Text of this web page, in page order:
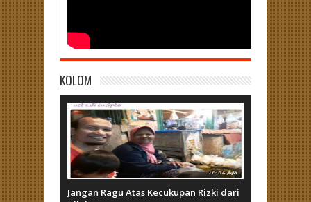
KOLOM
Jangan Ragu Atas Kecukupan Rizki dari